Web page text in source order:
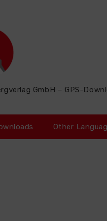
GmbH – GPS-
Other